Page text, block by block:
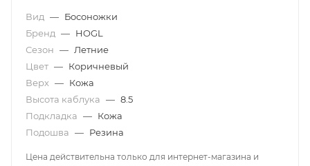
Вид — Босоножки
Бренд — HOGL
Сезон — Летние
Цвет — Коричневый
Верх — Кожа
Высота каблука — 8.5
Подкладка — Кожа
Подошва — Резина
Цена действительна только для интернет-магазина и